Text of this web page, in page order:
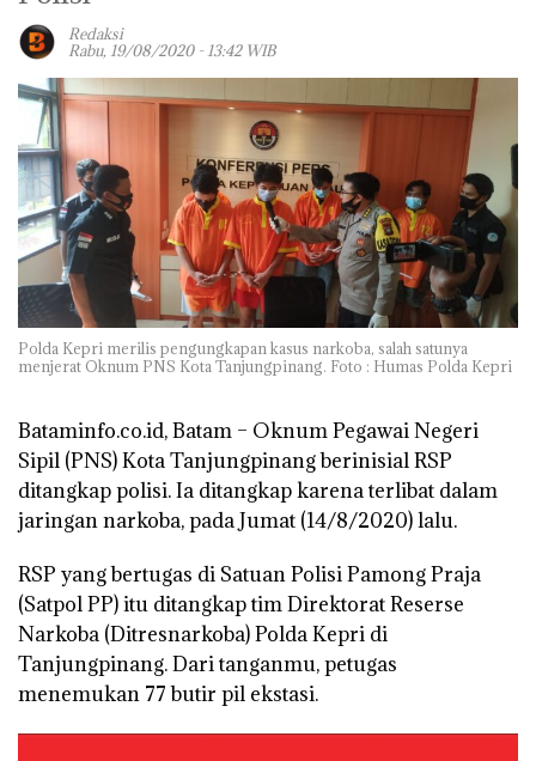
Redaksi
Rabu, 19/08/2020 - 13:42 WIB
Polda Kepri merilis pengungkapan kasus narkoba, salah satunya
menjerat Oknum PNS Kota Tanjungpinang. Foto : Humas Polda Kepri
Bataminfo.co.id, Batam – Oknum Pegawai Negeri
Sipil (PNS) Kota Tanjungpinang berinisial RSP
ditangkap polisi. Ia ditangkap karena terlibat dalam
jaringan narkoba, pada Jumat (14/8/2020) lalu.
RSP yang bertugas di Satuan Polisi Pamong Praja
(Satpol PP) itu ditangkap tim Direktorat Reserse
Narkoba (Ditresnarkoba) Polda Kepri di
Tanjungpinang. Dari tanganmu, petugas
menemukan 77 butir pil ekstasi.